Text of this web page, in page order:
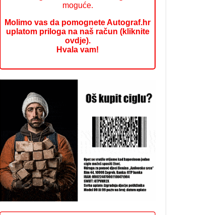
moguće.
Molimo vas da pomognete Autograf.hr
uplatom priloga na naš račun (kliknite
ovdje).
Hvala vam!